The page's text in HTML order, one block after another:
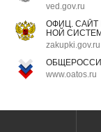
ved.gov.ru
ОФИЦ.
НОЙ
zakupki.gov.ru
www.oatos.ru